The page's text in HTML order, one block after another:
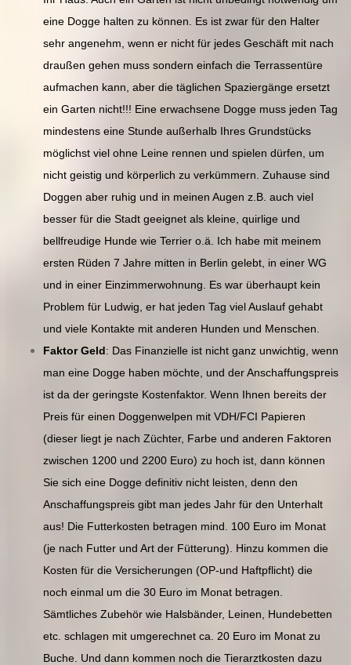
eine Dogge halten zu können. Es ist zwar für den Halter
sehr angenehm, wenn er nicht für jedes Geschäft mit nach
draußen gehen muss sondern einfach die Terrassentüre
aufmachen kann, aber die täglichen Spaziergänge ersetzt
ein Garten nicht!!! Eine erwachsene Dogge muss jeden Tag
mindestens eine Stunde außerhalb Ihres Grundstücks
möglichst viel ohne Leine rennen und spielen dürfen, um
nicht geistig und körperlich zu verkümmern. Zuhause sind
Doggen aber ruhig und in meinen Augen z.B. auch viel
besser für die Stadt geeignet als kleine, quirlige und
bellfreudige Hunde wie Terrier o.ä. Ich habe mit meinem
ersten Rüden 7 Jahre mitten in Berlin gelebt, in einer WG
und in einer Einzimmerwohnung. Es war überhaupt kein
Problem für Ludwig, er hat jeden Tag viel Auslauf gehabt
und viele Kontakte mit anderen Hunden und Menschen.
Faktor Geld: Das Finanzielle ist nicht ganz unwichtig, wenn
man eine Dogge haben möchte, und der Anschaffungspreis
ist da der geringste Kostenfaktor. Wenn Ihnen bereits der
Preis für einen Doggenwelpen mit VDH/FCI Papieren
(dieser liegt je nach Züchter, Farbe und anderen Faktoren
zwischen 1200 und 2200 Euro) zu hoch ist, dann können
Sie sich eine Dogge definitiv nicht leisten, denn den
Anschaffungspreis gibt man jedes Jahr für den Unterhalt
aus! Die Futterkosten betragen mind. 100 Euro im Monat
(je nach Futter und Art der Fütterung). Hinzu kommen die
Kosten für die Versicherungen (OP-und Haftpflicht) die
noch einmal um die 30 Euro im Monat betragen.
Sämtliches Zubehör wie Halsbänder, Leinen, Hundebetten
etc. schlagen mit umgerechnet ca. 20 Euro im Monat zu
Buche. Und dann kommen noch die Tierarztkosten dazu